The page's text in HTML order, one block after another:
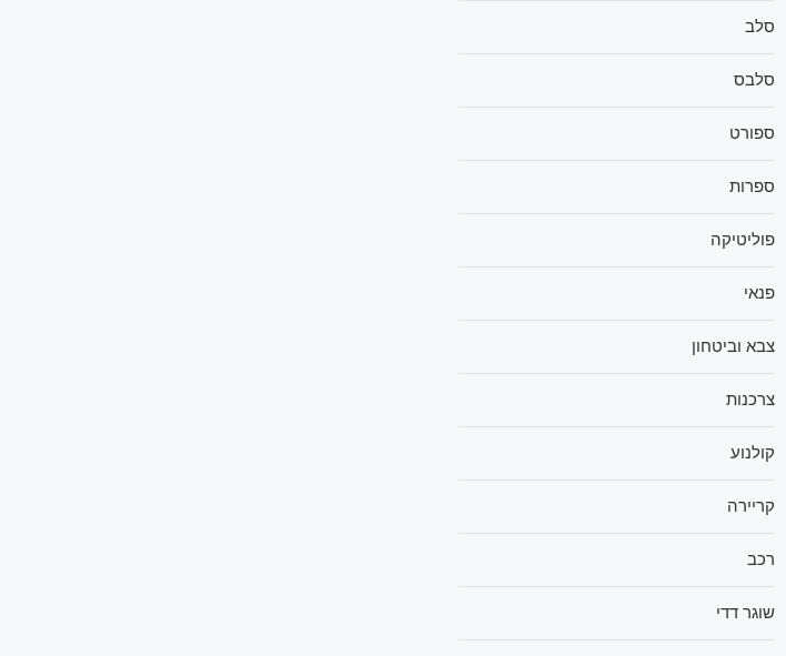
סלב
סלבס
ספורט
ספרות
פוליטיקה
פנאי
צבא וביטחון
צרכנות
קולנוע
קריירה
רכב
שוגר דדי